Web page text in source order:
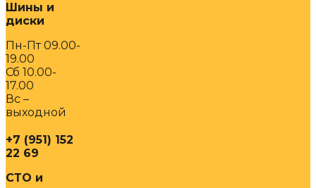
Шины и
диски
Пн-Пт 09.00-
19.00
Сб 10.00-
17.00
Вс –
выходной
+7 (951) 152
22 69
СТО и